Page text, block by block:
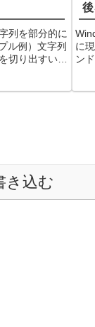
列を部分的に
ル例）文字列
切り出すいろ
に
ン
き込む